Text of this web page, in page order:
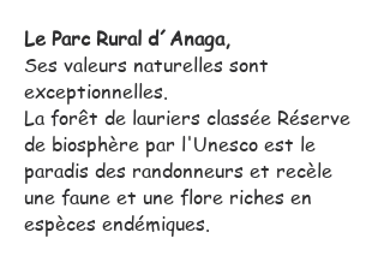
Le Parc Rural d´Anaga,
Ses valeurs naturelles sont
exceptionnelles.
La forêt de lauriers classée Réserve
de biosphère par l'Unesco est le
paradis des randonneurs et recèle
une faune et une flore riches en
espèces endémiques.